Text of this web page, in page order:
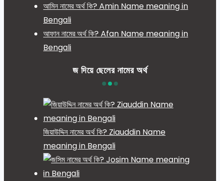
আমিন নামের অর্থ কি? Amin Name meaning in
Bengali
আফান নামের অর্থ কি? Afan Name meaning in
Bengali
জ দিয়ে ছেলের নামের অর্থ
জিয়াউদ্দিন নামের অর্থ কি? Ziauddin Name
meaning in Bengali